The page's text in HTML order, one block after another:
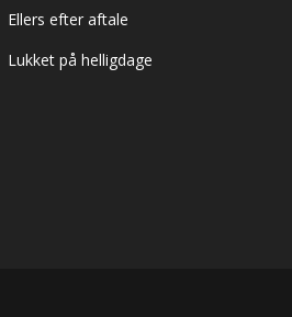
Ellers efter aftale
Lukket på helligdage